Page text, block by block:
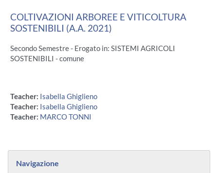
COLTIVAZIONI ARBOREE E VITICOLTURA
SOSTENIBILI (A.A. 2021)
Secondo Semestre - Erogato in: SISTEMI AGRICOLI
SOSTENIBILI - comune
Teacher: Isabella Ghiglieno
Teacher: Isabella Ghiglieno
Teacher: MARCO TONNI
Blocchi
Navigazione